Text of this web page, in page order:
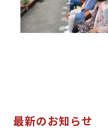
最新のお知らせ